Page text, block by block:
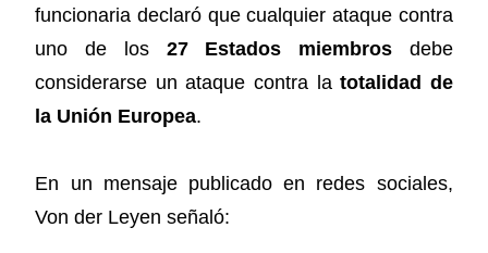
funcionaria declaró que cualquier ataque contra
uno de los 27 Estados miembrosdebe
considerarse un ataque contra latotalidad de
la Unión Europea.
En un mensaje publicado en redes sociales,
Von der Leyen señaló: